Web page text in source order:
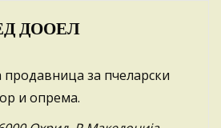
ДООЕЛ
продавница за пчеларски
и опрема.